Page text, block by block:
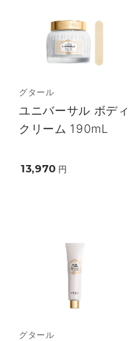
グタール
ユニバーサル ボディ
クリーム 190mL
13,970 円
グタール